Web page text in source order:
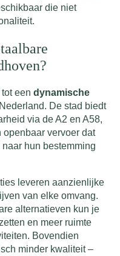
die niet
een dynamische
De stad biedt
via de A2 en A58,
openbaar vervoer dat
hun bestemming
leveren aanzienlijke
van elke omvang.
alternatieven kun je
en meer ruimte
Bovendien
minder kwaliteit –